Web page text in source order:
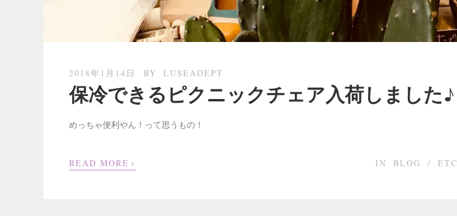
2018年1月14日 BY LUSEADEPT
保冷できるピクニックチェア入荷しました♪
めっちゃ便利やん！って思うもの！
READ MORE › IN BLOG / ETC